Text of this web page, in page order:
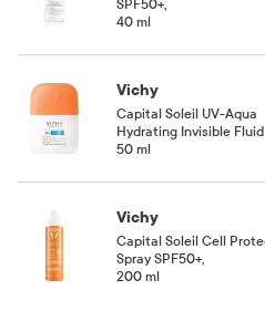
Overeksponering mot sollys
av hovedårsakene til tidlig
lenge i solen selv om du bruker
solskinn.
Oppbevaringsbetingelser
SPF50+
40 ml
Vichy
Capital Soleil UV-Aqua
Hydrating Invisible
50 ml
Vichy
Capital Soleil Cell
Spray SPF50+
200 ml